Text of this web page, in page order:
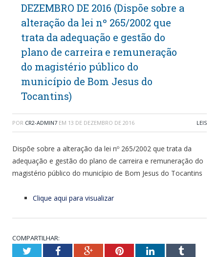
DEZEMBRO DE 2016 (Dispõe sobre a
alteração da lei nº 265/2002 que
trata da adequação e gestão do
plano de carreira e remuneração
do magistério público do
município de Bom Jesus do
Tocantins)
POR CR2-ADMIN7 EM 13 DE DEZEMBRO DE 2016 LEIS
Dispõe sobre a alteração da lei nº 265/2002 que trata da
adequação e gestão do plano de carreira e remuneração do
magistério público do município de Bom Jesus do Tocantins
Clique aqui para visualizar
COMPARTILHAR:
TwitterFacebookGoogle+PinterestLinkedInTumblr